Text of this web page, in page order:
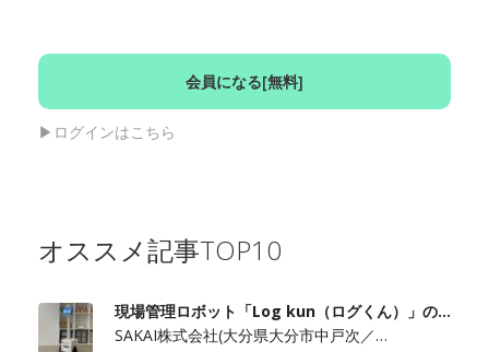
会員になる[無料]
▶︎ログインはこちら
オススメ記事TOP10
現場管理ロボット「Log kun（ログくん）」のメディア向け見学会開催します！
SAKAI株式会社(大分県大分市中戸次／…